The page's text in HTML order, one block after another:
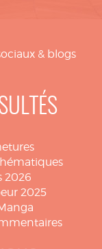
& blogs
2026
2025